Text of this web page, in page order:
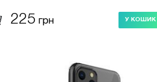
225 грн У КОШИК